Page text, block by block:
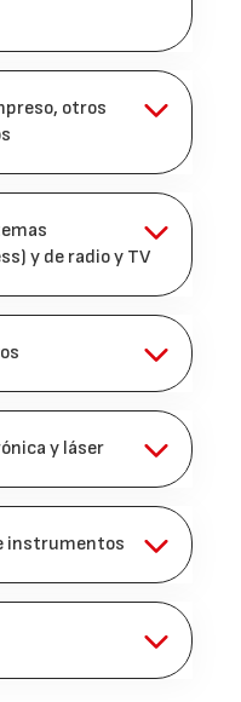
otros
y de radio y TV
y láser
instrumentos